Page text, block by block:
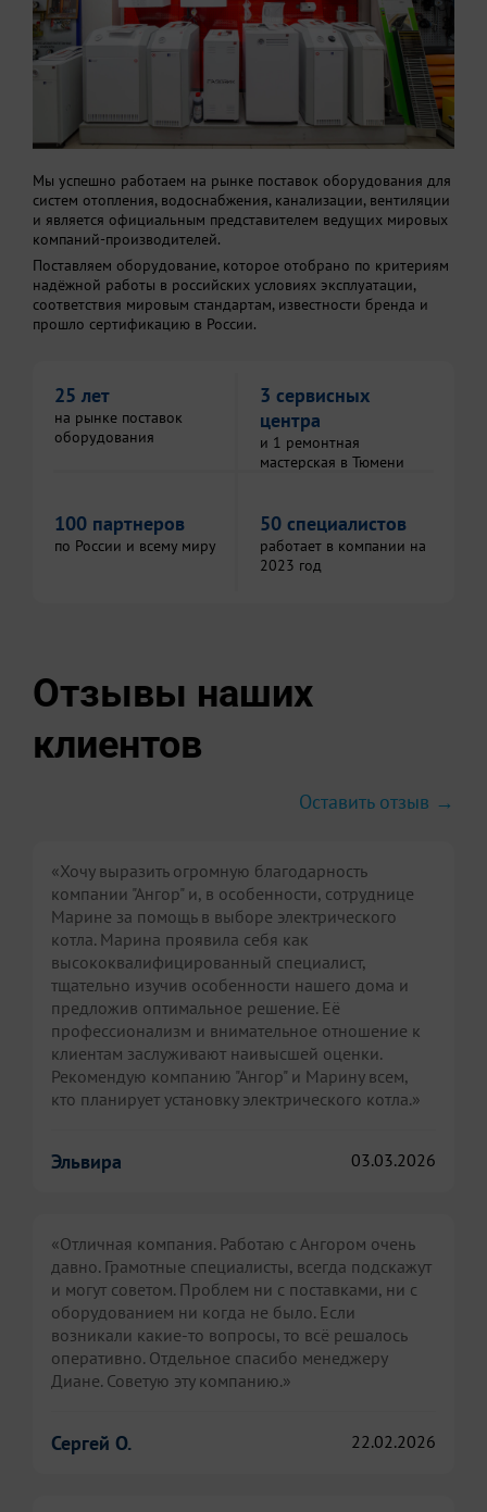
Мы успешно работаем на рынке поставок оборудования для
систем отопления, водоснабжения, канализации, вентиляции
и является официальным представителем ведущих мировых
компаний-производителей.
Поставляем оборудование, которое отобрано по критериям
надёжной работы в российских условиях эксплуатации,
соответствия мировым стандартам, известности бренда и
прошло сертификацию в России.
25 лет
на рынке поставок
оборудования
3 сервисных
центра
и 1 ремонтная
мастерская в Тюмени
100 партнеров
по России и всему миру
50 специалистов
работает в компании на
2023 год
Отзывы наших
клиентов
Оставить отзыв →
Эльвира 03.03.2026
«Хочу выразить огромную благодарность
компании "Ангор" и, в особенности, сотруднице
Марине за помощь в выборе электрического
котла. Марина проявила себя как
высококвалифицированный специалист,
тщательно изучив особенности нашего дома и
предложив оптимальное решение. Её
профессионализм и внимательное отношение к
клиентам заслуживают наивысшей оценки.
Рекомендую компанию "Ангор" и Марину всем,
кто планирует установку электрического котла.»
Сергей О. 22.02.2026
«Отличная компания. Работаю с Ангором очень
давно. Грамотные специалисты, всегда подскажут
и могут советом. Проблем ни с поставками, ни с
оборудованием ни когда не было. Если
возникали какие-то вопросы, то всё решалось
оперативно. Отдельное спасибо менеджеру
Диане. Советую эту компанию.»